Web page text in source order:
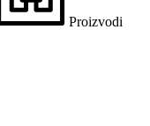
Proizvodi